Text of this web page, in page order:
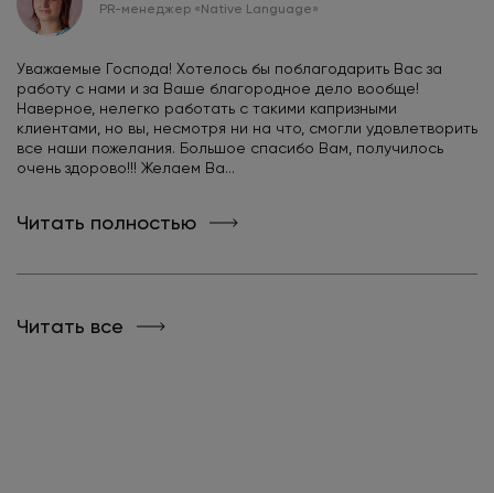
PR-менеджер «Native Language»
Уважаемые Господа! Хотелось бы поблагодарить Вас за
работу с нами и за Ваше благородное дело вообще!
Наверное, нелегко работать с такими капризными
клиентами, но вы, несмотря ни на что, смогли удовлетворить
все наши пожелания. Большое спасибо Вам, получилось
очень здорово!!! Желаем Ва...
Читать полностью
Читать все